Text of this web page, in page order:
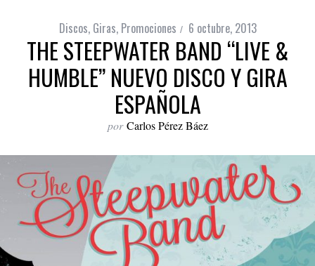
Discos, Giras, Promociones 6 octubre, 2013
THE STEEPWATER BAND “LIVE &
HUMBLE” NUEVO DISCO Y GIRA
ESPAÑOLA
por Carlos Pérez Báez